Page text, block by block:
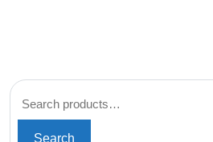
Search for:
Search